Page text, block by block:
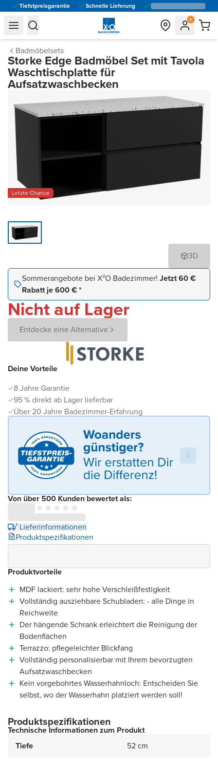
Tiefstpreisgarantie Schnelle Lieferung
general.navigation.toggle_menu.label
general.navigation.toggle_menu.label
Badmöbelsets
Storke Edge Badmöbel Set mit Tavola
Waschtischplatte für
Aufsatzwaschbecken
Letzte Chance
3D
Deine Vorteile
8 Jahre Garantie
95 % direkt ab Lager lieferbar
Über 20 Jahre Badezimmer-Erfahrung
Von über 500 Kunden bewertet als:
¹ Lieferinformationen
Produktspezifikationen
Sommerangebote bei X²O Badezimmer! Jetzt 60 €
Rabatt je 600 € *
Nicht auf Lager
Entdecke eine Alternative
Produktvorteile
MDF lackiert: sehr hohe Verschleißfestigkeit
Vollständig ausziehbare Schubladen: - alle Dinge in
Reichweite
Der hängende Schrank erleichtert die Reinigung der
Bodenflächen
Terrazzo: pflegeleichter Blickfang
Vollständig personalisierbar mit Ihrem bevorzugten
Aufsatzwaschbecken
Kein vorgebohrtes Wasserhahnloch: Entscheiden Sie
selbst, wo der Wasserhahn platziert werden soll!
Produktspezifikationen
Technische Informationen zum Produkt
Tiefe
52 cm